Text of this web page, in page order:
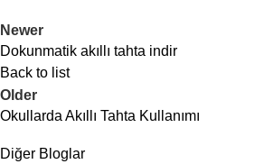
Newer
Dokunmatik akıllı tahta indir
Back to list
Older
Okullarda Akıllı Tahta Kullanımı
Diğer Bloglar